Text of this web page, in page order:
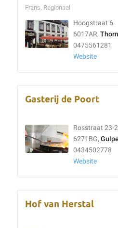
Frans, Regionaal
Hoogstraat 6
6017AR, Thorn
0475561281
Website
Gasterij de Poort
Rosstraat 23-
6271BG,
0434502778
Website
Hof van Herstal